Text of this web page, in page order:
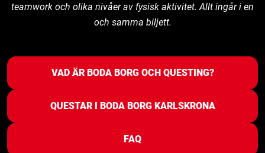
teamwork och olika nivåer av fysisk aktivitet. Allt ingår i en
och samma biljett.
VAD ÄR BODA BORG OCH QUESTING?
QUESTAR I BODA BORG KARLSKRONA
FAQ